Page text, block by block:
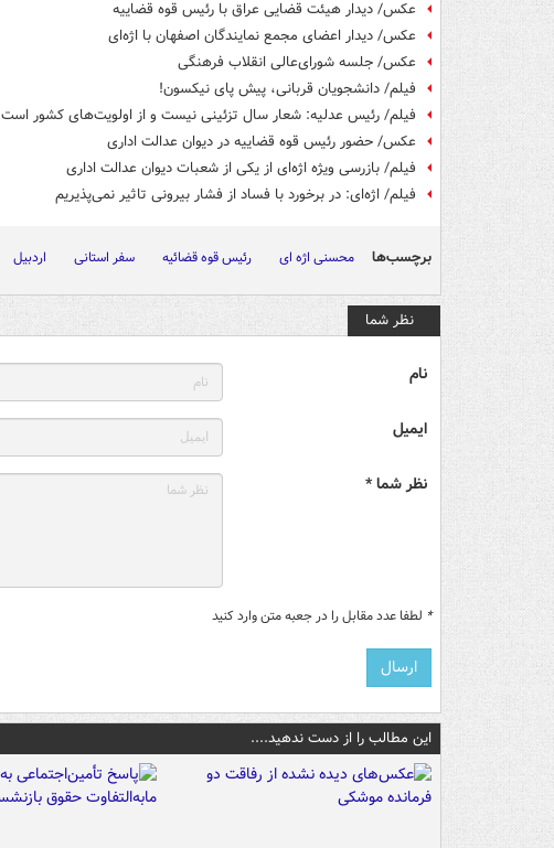
عکس/ دیدار هیئت قضایی عراق با رئیس قوه قضاییه
عکس/ دیدار اعضای مجمع نمایندگان اصفهان با اژه‌ای
عکس/ جلسه شورای‌عالی انقلاب فرهنگی
فیلم/ دانشجویان قربانی، پیش پای نیکسون!
فیلم/ رئیس عدلیه: شعار سال تزئینی نیست و از اولویت‌های کشور است
عکس/ حضور رئیس قوه قضاییه در دیوان عدالت اداری
فیلم/ بازرسی ویژه اژه‌ای از یکی از شعبات دیوان عدالت اداری
فیلم/ اژه‌ای: در برخورد با فساد از فشار بیرونی تاثیر نمی‌پذیریم
برچسب‌ها محسنی اژه ای رئیس قوه قضائیه سفر استانی اردبیل
نظر شما
نام
ایمیل
نظر شما *
* لطفا عدد مقابل را در جعبه متن وارد کنید
این مطالب را از دست ندهید....